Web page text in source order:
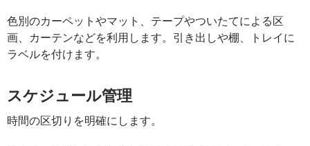
色別のカーペットやマット、テープやついたてによる区
画、カーテンなどを利用します。引き出しや棚、トレイに
ラベルを付けます。
スケジュール管理
時間の区切りを明確にします。